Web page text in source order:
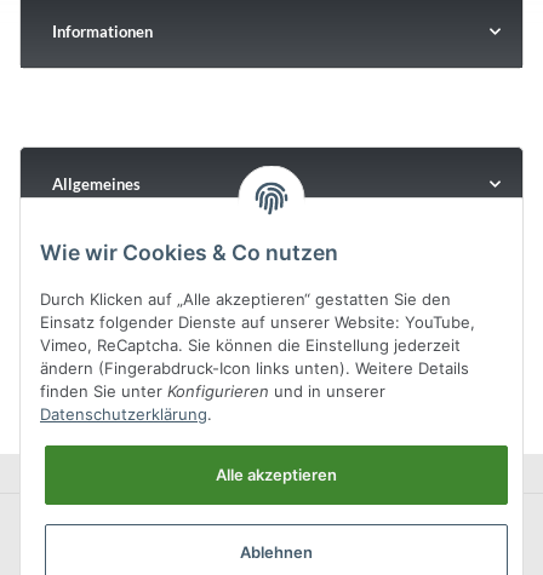
Informationen
Allgemeines
Wie wir Cookies & Co nutzen
Durch Klicken auf „Alle akzeptieren“ gestatten Sie den
Einsatz folgender Dienste auf unserer Website: YouTube,
Vimeo, ReCaptcha. Sie können die Einstellung jederzeit
ändern (Fingerabdruck-Icon links unten). Weitere Details
finden Sie unter Konfigurieren und in unserer
Datenschutzerklärung.
Alle akzeptieren
Ablehnen